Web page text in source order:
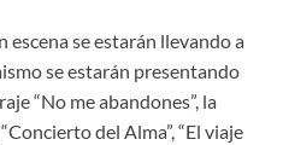
escena se estarán llevando a
se estarán presentando
“No me abandones”, la
del Alma”, “El viaje